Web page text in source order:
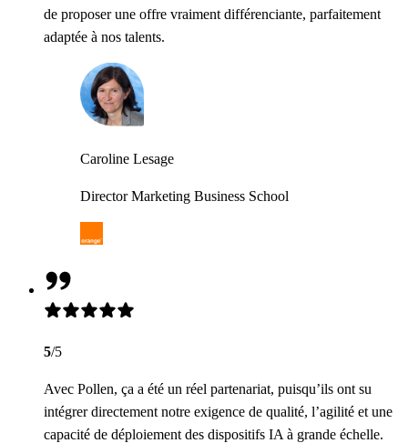
de proposer une offre vraiment différenciante, parfaitement
adaptée à nos talents.
Caroline Lesage
Director Marketing Business School
5/5
Avec Pollen, ça a été un réel partenariat, puisqu’ils ont su
intégrer directement notre exigence de qualité, l’agilité et une
capacité de déploiement des dispositifs IA à grande échelle.